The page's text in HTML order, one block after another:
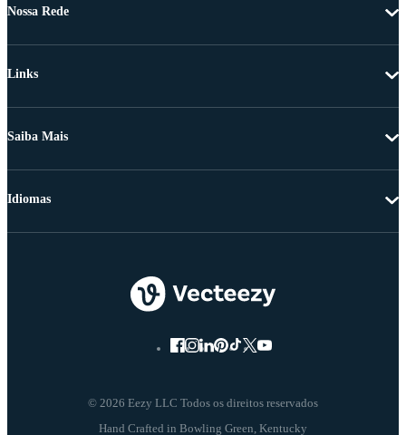
Nossa Rede
Links
Saiba Mais
© 2026 Eezy LLC Todos os direitos reservados
Idiomas